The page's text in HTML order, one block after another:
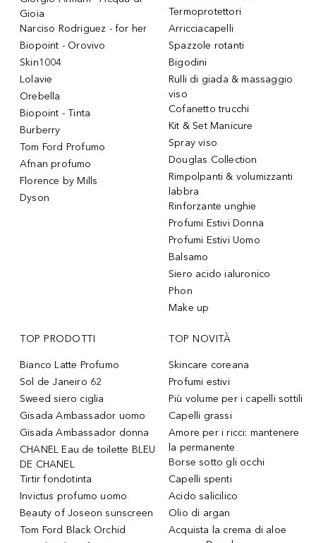
Gioia
Narciso Rodriguez - for her
Biopoint - Orovivo
Skin1004
Lolavie
Orebella
Biopoint - Tinta
Burberry
Tom Ford Profumo
Afnan profumo
Florence by Mills
Dyson
Termoprotettori
Arricciacapelli
Spazzole rotanti
Bigodini
Rulli di giada & massaggio
viso
Cofanetto trucchi
Kit & Set Manicure
Spray viso
Douglas Collection
Rimpolpanti & volumizzanti
labbra
Rinforzante unghie
Profumi Estivi Donna
Profumi Estivi Uomo
Balsamo
Siero acido ialuronico
Phon
Make up
TOP PRODOTTI
Bianco Latte Profumo
Sol de Janeiro 62
Sweed siero ciglia
Gisada Ambassador uomo
Gisada Ambassador donna
CHANEL Eau de toilette BLEU
DE CHANEL
Tirtir fondotinta
Invictus profumo uomo
Beauty of Joseon sunscreen
Tom Ford Black Orchid
TOP NOVITÀ
Skincare coreana
Profumi estivi
Più volume per i capelli sottili
Capelli grassi
Amore per i ricci: mantenere
la permanente
Borse sotto gli occhi
Capelli spenti
Acido salicilico
Olio di argan
Acquista la crema di aloe